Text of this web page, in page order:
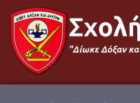
Μετάβαση
στο
περιεχόμενο